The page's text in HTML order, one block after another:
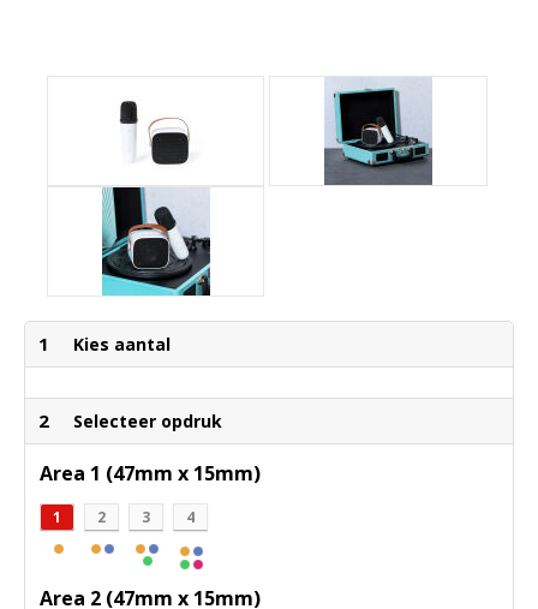
1 Kies aantal
2 Selecteer opdruk
Area 1 (47mm x 15mm)
1 2 3 4
Area 2 (47mm x 15mm)